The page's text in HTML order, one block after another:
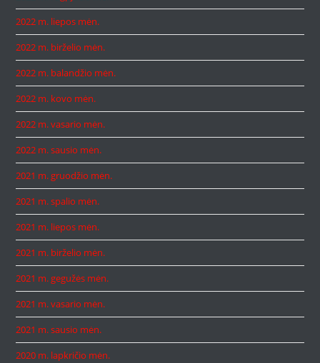
2022 m. liepos mėn.
2022 m. birželio mėn.
2022 m. balandžio mėn.
2022 m. kovo mėn.
2022 m. vasario mėn.
2022 m. sausio mėn.
2021 m. gruodžio mėn.
2021 m. spalio mėn.
2021 m. liepos mėn.
2021 m. birželio mėn.
2021 m. gegužės mėn.
2021 m. vasario mėn.
2021 m. sausio mėn.
2020 m. lapkričio mėn.